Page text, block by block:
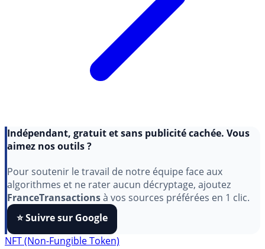
aimez nos outils ?
Pour soutenir le travail de notre équipe face aux
algorithmes et ne rater aucun décryptage, ajoutez
FranceTransactionsà vos sources préférées en 1 clic.
⭐️ Suivre sur Google